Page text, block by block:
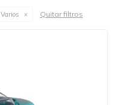
Varios Quitar filtros